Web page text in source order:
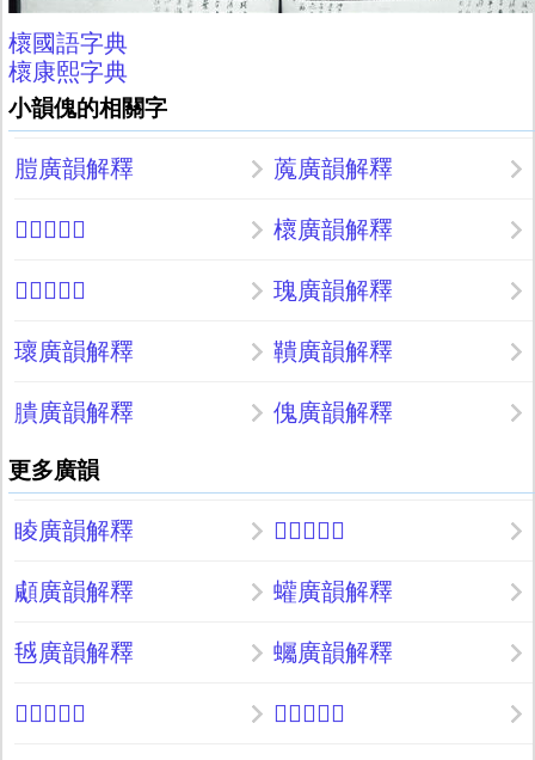
櫰國語字典
櫰康熙字典
小韻傀的相關字
䐩廣韻解釋 䕇廣韻解釋
𠐤廣韻解釋 櫰廣韻解釋
𤪿廣韻解釋 瑰廣韻解釋
瓌廣韻解釋 鞼廣韻解釋
膭廣韻解釋 傀廣韻解釋
更多廣韻
睖廣韻解釋 𥧬廣韻解釋
顑廣韻解釋 蠸廣韻解釋
㲓廣韻解釋 蠾廣韻解釋
𨱵廣韻解釋 𠴪廣韻解釋